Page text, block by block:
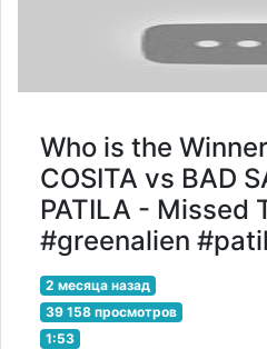
Who is the
COSITA vs BAD
PATILA - Missed
#greenalien
2 месяца назад
39 158 просмотров
1:53